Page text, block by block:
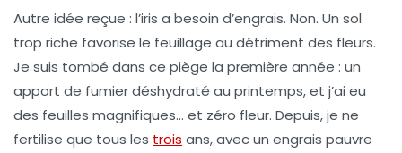
Autre idée reçue : l’iris a besoin d’engrais. Non. Un sol
trop riche favorise le feuillage au détriment des fleurs.
Je suis tombé dans ce piège la première année : un
apport de fumier déshydraté au printemps, et j’ai eu
des feuilles magnifiques… et zéro fleur. Depuis, je ne
fertilise que tous les trois ans, avec un engrais pauvre